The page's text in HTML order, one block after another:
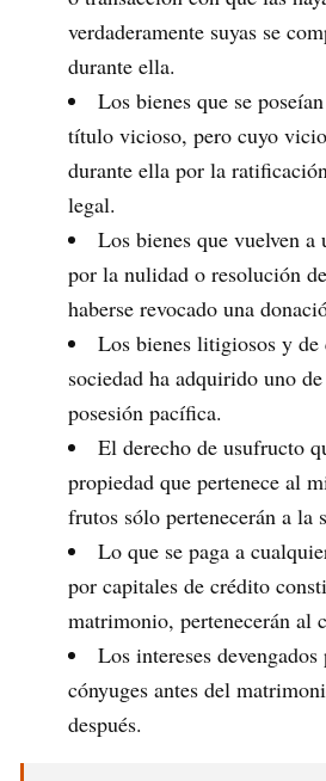
verdaderamente suyas se
durante ella.
Los bienes que se
título vicioso, pero cuyo
durante ella por la
legal.
Los bienes que vuelven a
por la nulidad o resolución
haberse revocado una
Los bienes litigiosos y de
sociedad ha adquirido uno
posesión pacífica.
El derecho de usufructo
propiedad que pertenece al
frutos sólo pertenecerán a la
Lo que se paga a
por capitales de crédito
matrimonio, pertenecerán al
Los intereses
cónyuges antes del
después.